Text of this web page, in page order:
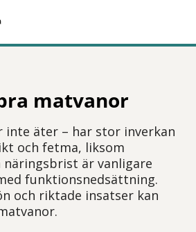
matvanor
inte äter – har stor inverkan
och fetma, liksom
är vanligare
funktionsnedsättning.
och riktade insatser kan